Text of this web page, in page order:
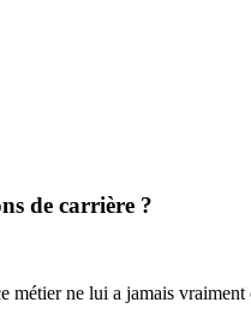
de carrière ?
métier ne lui a jamais